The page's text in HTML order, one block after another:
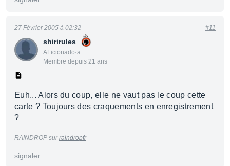
shirirules
AFicionado·a
Membre depuis 21 ans
27 Février 2005 à 02:32 #11
Euh... Alors du coup, elle ne vaut pas le coup cette
carte ? Toujours des craquements en enregistrement
?
RAINDROP surraindropfr
signaler